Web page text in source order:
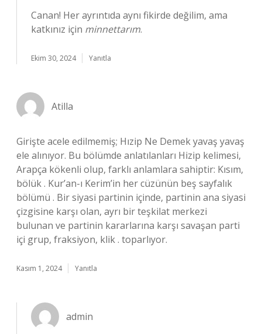
Canan! Her ayrıntıda aynı fikirde değilim, ama
katkınız için minnettarım.
Ekim 30, 2024 Yanıtla
Atilla
Girişte acele edilmemiş; Hızip Ne Demek yavaş yavaş
ele alınıyor. Bu bölümde anlatılanları Hizip kelimesi,
Arapça kökenli olup, farklı anlamlara sahiptir: Kısım,
bölük . Kur’an-ı Kerim’in her cüzünün beş sayfalık
bölümü . Bir siyasi partinin içinde, partinin ana siyasi
çizgisine karşı olan, ayrı bir teşkilat merkezi
bulunan ve partinin kararlarına karşı savaşan parti
içi grup, fraksiyon, klik . toparlıyor.
Kasım 1, 2024 Yanıtla
admin